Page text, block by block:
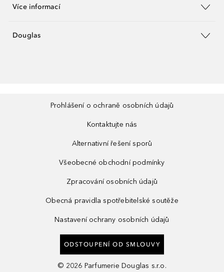
Více informací
Douglas
Prohlášení o ochraně osobních údajů
Kontaktujte nás
Alternativní řešení sporů
Všeobecné obchodní podmínky
Zpracování osobních údajů
Obecná pravidla spotřebitelské soutěže
Nastavení ochrany osobních údajů
ODSTOUPENÍ OD SMLOUVY
© 2026 Parfumerie Douglas s.r.o.